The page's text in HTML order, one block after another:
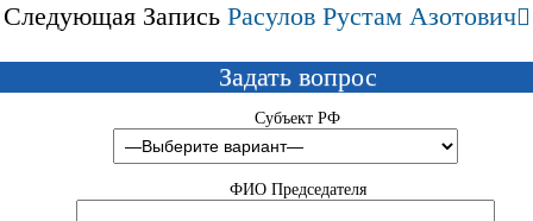
Следующая Запись Расулов Рустам Азотович
Задать вопрос
Субъект РФ
ФИО Председателя